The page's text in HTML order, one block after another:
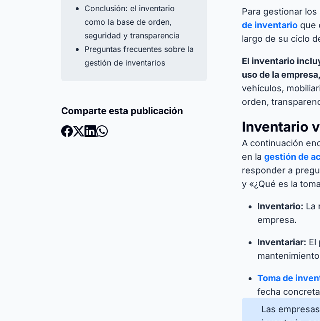
Para gestionar
de inventario que
largo de su ciclo
El inventario
uso de la empresa,
vehículos,
orden,
Inventario
A continuación
en la gestión de
responder a
y «¿Qué es la
Inventario: La
empresa.
Inventariar: El
Toma de
fecha
Las
Conclusión: el inventario
como la base de orden,
seguridad y transparencia
Preguntas frecuentes sobre la
gestión de inventarios
Comparte esta publicación